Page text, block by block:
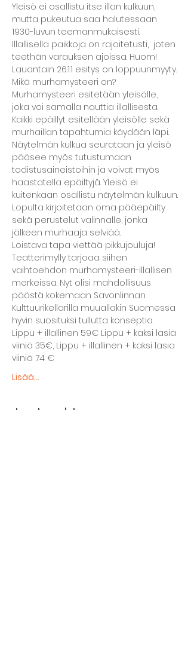
Yleisö ei osallistu itse illan kulkuun,
mutta pukeutua saa halutessaan
1930-luvun teemanmukaisesti.
Illallisella paikkoja on rajoitetusti,  joten
teethän varauksen ajoissa. Huom!
Lauantain 26.1.1 esitys on loppuunmyyty.
Mikä murhamysteeri on?
Murhamysteeri esitetään yleisölle,
joka voi samalla nauttia illallisesta.
Kaikki epäillyt esitellään yleisölle sekä
murhaillan tapahtumia käydään läpi.
Näytelmän kulkua seurataan ja yleisö
pääsee myös tutustumaan
todistusaineistoihin ja voivat myös
haastatella epäiltyjä. Yleisö ei
kuitenkaan osallistu näytelmän kulkuun.
Lopulta kirjoitetaan oma pääepäilty
sekä perustelut valinnalle, jonka
jälkeen murhaaja selviää.
Loistava tapa viettää pikkujouluja!
Teatterimylly tarjoaa siihen
vaihtoehdon murhamysteeri-illallisen
merkeissä. Nyt olisi mahdollisuus
päästä kokemaan Savonlinnan
Kulttuurikellarilla muuallakin Suomessa
hyvin suosituksi tullutta konseptia.
Lippu + illallinen 59€ Lippu + kaksi lasia
viiniä 35€, Lippu + illallinen + kaksi lasia
viiniä 74 €
Lisää...
Jaa tapahtuma